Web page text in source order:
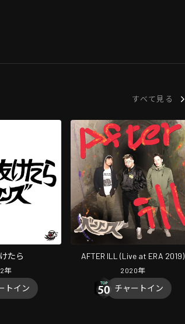
すべて見る
たら
年
トイン
AFTER ILL (Live at ERA 2019)
2020年
チャートイン